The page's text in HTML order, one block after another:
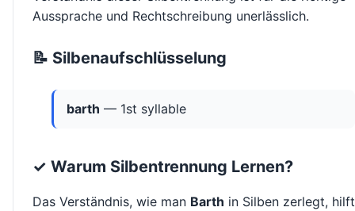
Aussprache und Rechtschreibung unerlässlich.
📝 Silbenaufschlüsselung
barth — 1st syllable
✓ Warum Silbentrennung Lernen?
Das Verständnis, wie man Barth in Silben zerlegt, hilft